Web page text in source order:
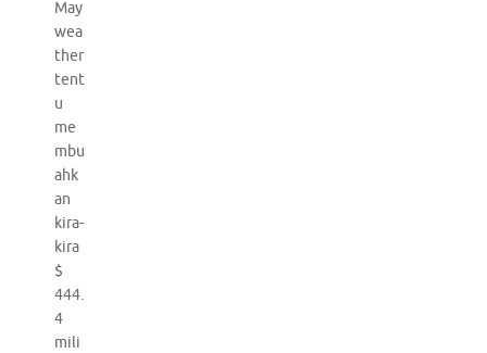
May
wea
ther
tent
u
me
mbu
ahk
an
kira-
kira
$
444.
4
mili